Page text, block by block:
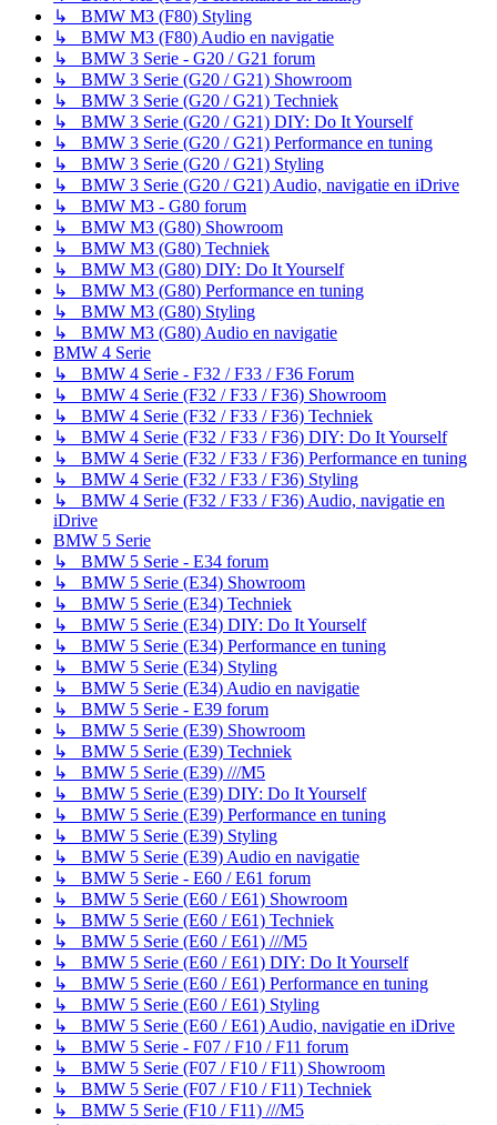
↳ BMW M3 (F80) Styling
↳ BMW M3 (F80) Audio en navigatie
↳ BMW 3 Serie - G20 / G21 forum
↳ BMW 3 Serie (G20 / G21) Showroom
↳ BMW 3 Serie (G20 / G21) Techniek
↳ BMW 3 Serie (G20 / G21) DIY: Do It Yourself
↳ BMW 3 Serie (G20 / G21) Performance en tuning
↳ BMW 3 Serie (G20 / G21) Styling
↳ BMW 3 Serie (G20 / G21) Audio, navigatie en iDrive
↳ BMW M3 - G80 forum
↳ BMW M3 (G80) Showroom
↳ BMW M3 (G80) Techniek
↳ BMW M3 (G80) DIY: Do It Yourself
↳ BMW M3 (G80) Performance en tuning
↳ BMW M3 (G80) Styling
↳ BMW M3 (G80) Audio en navigatie
BMW 4 Serie
↳ BMW 4 Serie - F32 / F33 / F36 Forum
↳ BMW 4 Serie (F32 / F33 / F36) Showroom
↳ BMW 4 Serie (F32 / F33 / F36) Techniek
↳ BMW 4 Serie (F32 / F33 / F36) DIY: Do It Yourself
↳ BMW 4 Serie (F32 / F33 / F36) Performance en tuning
↳ BMW 4 Serie (F32 / F33 / F36) Styling
↳ BMW 4 Serie (F32 / F33 / F36) Audio, navigatie en
iDrive
BMW 5 Serie
↳ BMW 5 Serie - E34 forum
↳ BMW 5 Serie (E34) Showroom
↳ BMW 5 Serie (E34) Techniek
↳ BMW 5 Serie (E34) DIY: Do It Yourself
↳ BMW 5 Serie (E34) Performance en tuning
↳ BMW 5 Serie (E34) Styling
↳ BMW 5 Serie (E34) Audio en navigatie
↳ BMW 5 Serie - E39 forum
↳ BMW 5 Serie (E39) Showroom
↳ BMW 5 Serie (E39) Techniek
↳ BMW 5 Serie (E39) ///M5
↳ BMW 5 Serie (E39) DIY: Do It Yourself
↳ BMW 5 Serie (E39) Performance en tuning
↳ BMW 5 Serie (E39) Styling
↳ BMW 5 Serie (E39) Audio en navigatie
↳ BMW 5 Serie - E60 / E61 forum
↳ BMW 5 Serie (E60 / E61) Showroom
↳ BMW 5 Serie (E60 / E61) Techniek
↳ BMW 5 Serie (E60 / E61) ///M5
↳ BMW 5 Serie (E60 / E61) DIY: Do It Yourself
↳ BMW 5 Serie (E60 / E61) Performance en tuning
↳ BMW 5 Serie (E60 / E61) Styling
↳ BMW 5 Serie (E60 / E61) Audio, navigatie en iDrive
↳ BMW 5 Serie - F07 / F10 / F11 forum
↳ BMW 5 Serie (F07 / F10 / F11) Showroom
↳ BMW 5 Serie (F07 / F10 / F11) Techniek
↳ BMW 5 Serie (F10 / F11) ///M5